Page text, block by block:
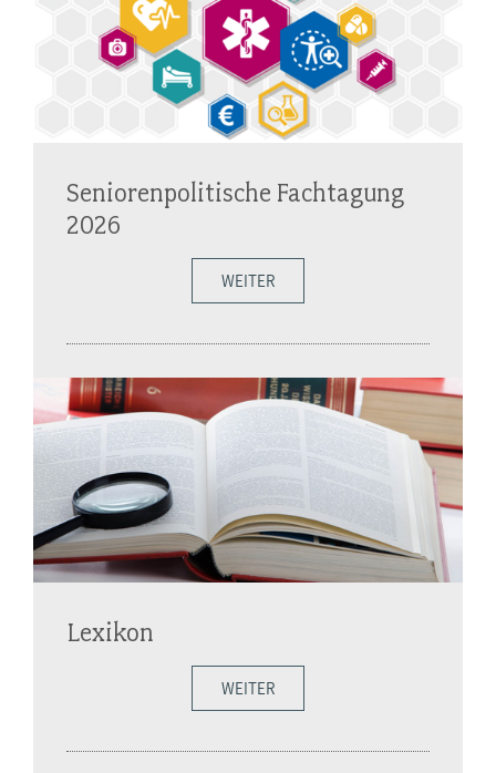
Seniorenpolitische Fachtagung
2026
WEITER
Lexikon
WEITER